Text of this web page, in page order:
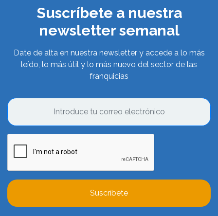
Suscríbete a nuestra
newsletter semanal
Date de alta en nuestra newsletter y accede a lo más
leído, lo más útil y lo más nuevo del sector de las
franquicias
Suscríbete